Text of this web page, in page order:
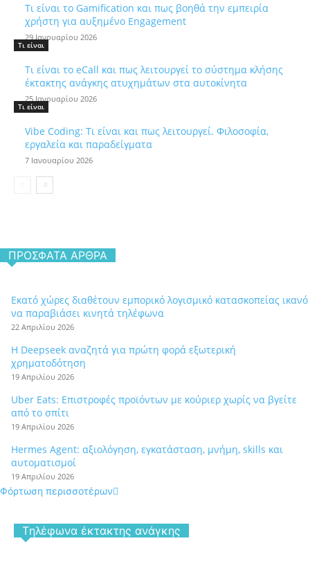
Τι είναι το Gamification και πως βοηθά την εμπειρία
χρήστη για αυξημένο Engagement
29 Ιανουαρίου 2026
Τι είναι
Τι είναι το eCall και πως λειτουργεί το σύστημα κλήσης
έκτακτης ανάγκης ατυχημάτων στα αυτοκίνητα
25 Ιανουαρίου 2026
Τι είναι
Vibe Coding: Τι είναι και πως λειτουργεί. Φιλοσοφία,
εργαλεία και παραδείγματα
7 Ιανουαρίου 2026
ΠΡΌΣΦΑΤΑ ΆΡΘΡΑ
Εκατό χώρες διαθέτουν εμπορικό λογισμικό κατασκοπείας ικανό
να παραβιάσει κινητά τηλέφωνα
22 Απριλίου 2026
Η Deepseek αναζητά για πρώτη φορά εξωτερική
χρηματοδότηση
19 Απριλίου 2026
Uber Eats: Επιστροφές προϊόντων με κούριερ χωρίς να βγείτε
από το σπίτι
19 Απριλίου 2026
Hermes Agent: αξιολόγηση, εγκατάσταση, μνήμη, skills και
αυτοματισμοί
19 Απριλίου 2026
Φόρτωση περισσοτέρων
Tηλέφωνα έκτακτης ανάγκης